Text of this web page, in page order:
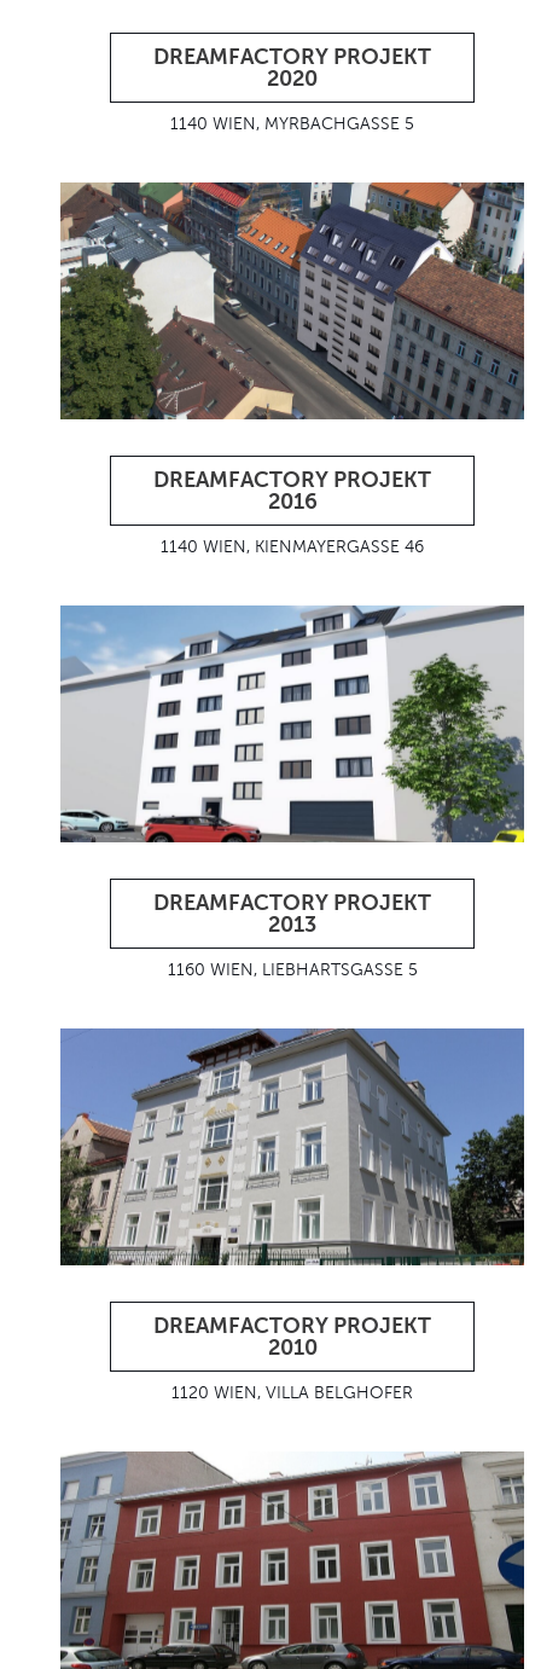
DREAMFACTORY PROJEKT
2020
1140 WIEN, MYRBACHGASSE 5
DREAMFACTORY PROJEKT
2016
1140 WIEN, KIENMAYERGASSE 46
DREAMFACTORY PROJEKT
2013
1160 WIEN, LIEBHARTSGASSE 5
DREAMFACTORY PROJEKT
2010
1120 WIEN, VILLA BELGHOFER